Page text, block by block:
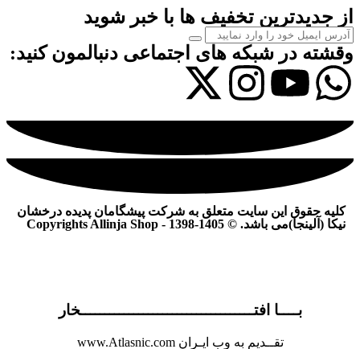
از جدیدترین تخفیف ها با خبر شوید
وقشته در شبکه های اجتماعی دنبالمون کنید:
کلیه حقوق این سایت متعلق به شرکت پیشگامان پدیده درخشان
نیکا (آلینجا)می باشد. © Copyrights Allinja Shop - 1398-1405
بــــا افتــــــــــــــــــــــــــــــــــــخار
تقــدیم به وب ایـران www.Atlasnic.com